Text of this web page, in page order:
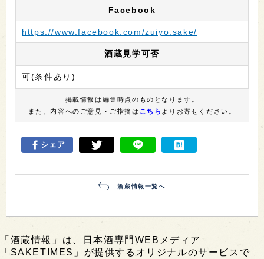
Facebook
https://www.facebook.com/zuiyo.sake/
酒蔵見学可否
可(条件あり)
掲載情報は編集時点のものとなります。
また、内容へのご意見・ご指摘は こちら よりお寄せください。
シェア
酒蔵情報一覧へ
「酒蔵情報」は、日本酒専門WEBメディア
「SAKETIMES」が提供するオリジナルのサービスで